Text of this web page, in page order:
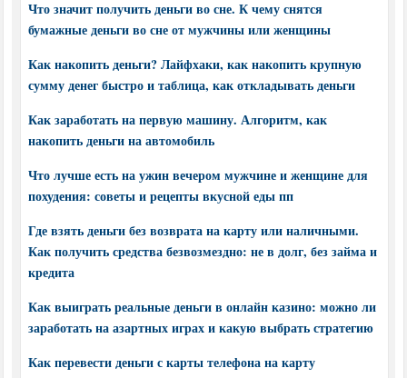
Что значит получить деньги во сне. К чему снятся
бумажные деньги во сне от мужчины или женщины
Как накопить деньги? Лайфхаки, как накопить крупную
сумму денег быстро и таблица, как откладывать деньги
Как заработать на первую машину. Алгоритм, как
накопить деньги на автомобиль
Что лучше есть на ужин вечером мужчине и женщине для
похудения: советы и рецепты вкусной еды пп
Где взять деньги без возврата на карту или наличными.
Как получить средства безвозмездно: не в долг, без займа и
кредита
Как выиграть реальные деньги в онлайн казино: можно ли
заработать на азартных играх и какую выбрать стратегию
Как перевести деньги с карты телефона на карту